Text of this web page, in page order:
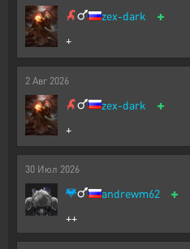
zex-dark +
+
2 Авг 2026
zex-dark +
+
30 Июл 2026
andrewm62 +
++